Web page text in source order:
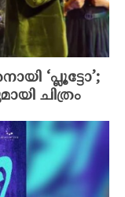
‘പ്ലൂട്ടോ’;
ചിത്രം